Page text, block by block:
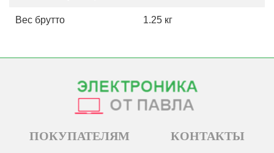
Вес брутто 1.25 кг
ПОКУПАТЕЛЯМ КОНТАКТЫ